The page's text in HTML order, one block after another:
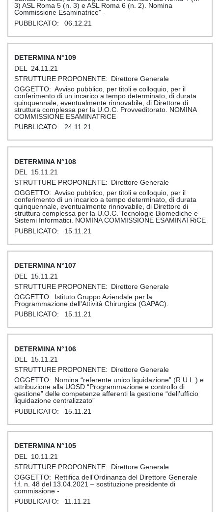
3) ASL Roma 5 (n. 3) e ASL Roma 6 (n. 2). Nomina
Commissione Esaminatrice” -
06.12.21
109
24.11.21
Direttore Generale
Avviso pubblico, per titoli e colloquio, per il
conferimento di un incarico a tempo determinato, di durata
quinquennale, eventualmente rinnovabile, di Direttore di
struttura complessa per la U.O.C. Provveditorato. NOMINA
COMMISSIONE ESAMINATRiCE
24.11.21
108
15.11.21
Direttore Generale
Avviso pubblico, per titoli e colloquio, per il
conferimento di un incarico a tempo determinato, di durata
quinquennale, eventualmente rinnovabile, di Direttore di
struttura complessa per la U.O.C. Tecnologie Biomediche e
Sistemi Informatici. NOMINA COMMISSIONE ESAMINATRiCE
15.11.21
107
15.11.21
Direttore Generale
Istituto Gruppo Aziendale per la
Programmazione dell'Attività Chirurgica (GAPAC).
15.11.21
106
15.11.21
Direttore Generale
Nomina “referente unico liquidazione” (R.U.L.) e
attribuzione alla UOSD “Programmazione e controllo di
gestione” delle competenze afferenti la gestione “dell'ufficio
liquidazione centralizzato”
15.11.21
105
10.11.21
Direttore Generale
Rettifica dell'Ordinanza del Direttore Generale
f.f. n. 48 del 13.04.2021 – sostituzione presidente di
commissione -
11.11.21